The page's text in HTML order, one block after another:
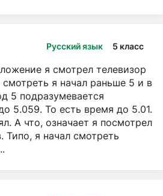
Русский язык 5 класс
я смотрел телевизор
смотреть я начал раньше 5 и в
5 подразумевается
5.059. То есть время до 5.01.
А что, означает я посмотрел
Типо, я начал смотреть